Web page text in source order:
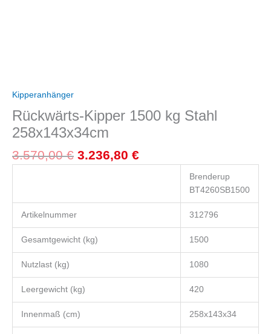
Kipperanhänger
Rückwärts-Kipper 1500 kg Stahl
258x143x34cm
3.570,00€ 3.236,80 €
Brenderup
BT4260SB1500
Artikelnummer 312796
Gesamtgewicht (kg) 1500
Nutzlast (kg) 1080
Leergewicht (kg) 420
Innenmaß (cm) 258x143x34